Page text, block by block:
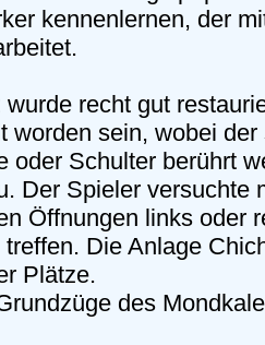
kennenlernen, der
recht gut
worden sein, wobei
oder Schulter berührt
Der Spieler versuchte
Öffnungen links oder
Die Anlage
Plätze.
des